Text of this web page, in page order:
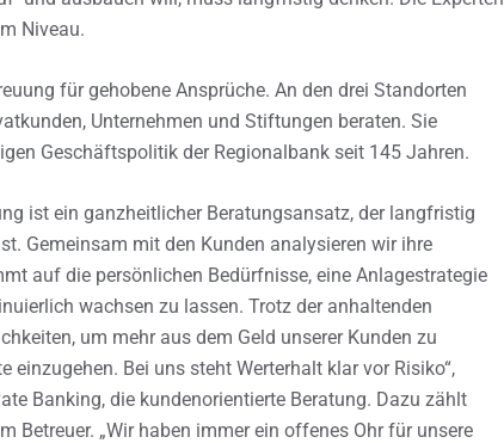
Niveau.
für gehobene Ansprüche. An den drei Standorten
Unternehmen und Stiftungen beraten. Sie
Geschäftspolitik der Regionalbank seit 145 Jahren.
ist ein ganzheitlicher Beratungsansatz, der langfristig
Gemeinsam mit den Kunden analysieren wir ihre
auf die persönlichen Bedürfnisse, eine Anlagestrategie
wachsen zu lassen. Trotz der anhaltenden
um mehr aus dem Geld unserer Kunden zu
einzugehen. Bei uns steht Werterhalt klar vor Risiko“,
Banking, die kundenorientierte Beratung. Dazu zählt
Betreuer. „Wir haben immer ein offenes Ohr für unsere